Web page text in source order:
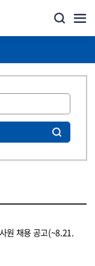
원 채용 공고(~8.21.